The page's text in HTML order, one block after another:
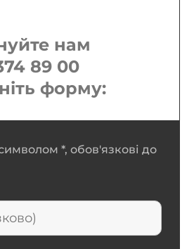
нам
89 00
форму:
*, обов'язкові до